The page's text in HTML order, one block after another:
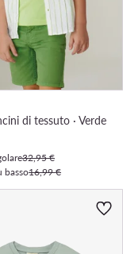
di tessuto · Verde
32,95 €
basso16,99 €